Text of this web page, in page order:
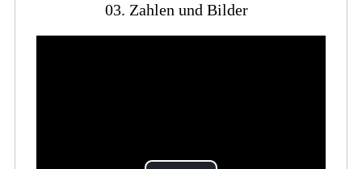
03. Zahlen und Bilder